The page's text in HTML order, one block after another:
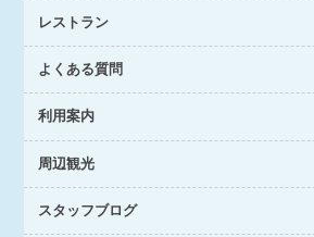
レストラン
よくある質問
利用案内
周辺観光
スタッフブログ